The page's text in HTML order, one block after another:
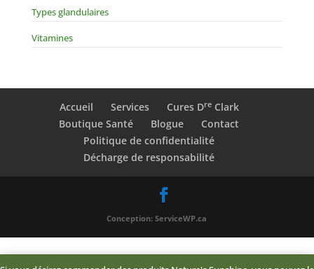
Types glandulaires
Vitamines
Accueil Services Cures DreClark
Boutique Santé
Blogue
Contact
Politique de confidentialité
Décharge de responsabilité
Conception: ServiceWP.ca